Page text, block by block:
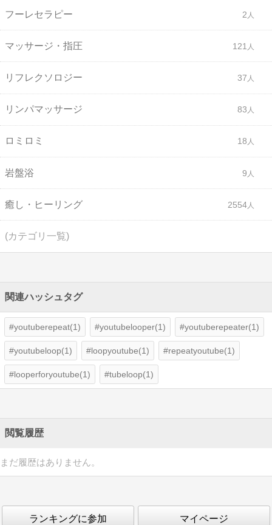
フーレセラピー 2
マッサージ・指圧 121
リフレクソロジー 37
リンパマッサージ 83
ロミロミ 18
岩盤浴 9
癒し・ヒーリング 2554
(カテゴリ一覧)
関連ハッシュタグ
youtuberepeat(1) youtubelooper(1) youtuberepeater(1)
youtubeloop(1) loopyoutube(1) repeatyoutube(1)
looperforyoutube(1) tubeloop(1)
閲覧履歴
まだ履歴はありません。
ランキングに参加 マイページ